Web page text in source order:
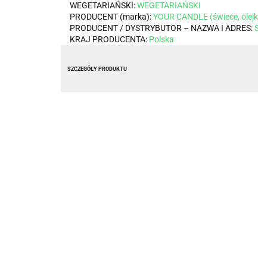
WEGETARIAŃSKI:WEGETARIAŃSKI
PRODUCENT (marka):YOUR CANDLE (świece,
PRODUCENT / DYSTRYBUTOR – NAZWA I ADRES:
KRAJ PRODUCENTA: Polska
SZCZEGÓŁY PRODUKTU